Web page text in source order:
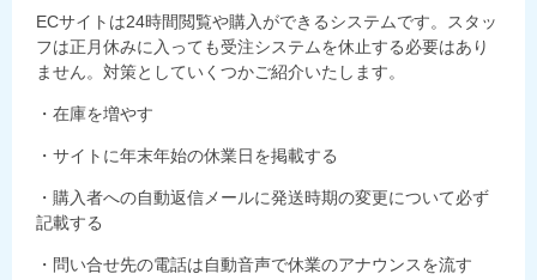
ECサイトは24時間閲覧や購入ができるシステムです。スタッ
フは正月休みに入っても受注システムを休止する必要はあり
ません。対策としていくつかご紹介いたします。
・在庫を増やす
・サイトに年末年始の休業日を掲載する
・購入者への自動返信メールに発送時期の変更について必ず
記載する
・問い合せ先の電話は自動音声で休業のアナウンスを流す